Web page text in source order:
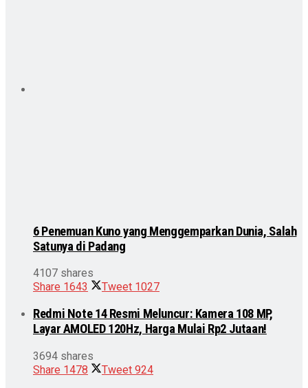
6 Penemuan Kuno yang Menggemparkan Dunia, Salah
Satunya di Padang
4107 shares
Share 1643 Tweet 1027
Redmi Note 14 Resmi Meluncur: Kamera 108 MP,
Layar AMOLED 120Hz, Harga Mulai Rp2 Jutaan!
3694 shares
Share 1478 Tweet 924